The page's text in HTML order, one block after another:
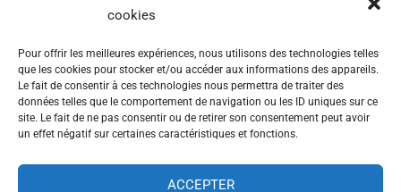
cookies
Pour offrir les meilleures expériences, nous utilisons des technologies telles
que les cookies pour stocker et/ou accéder aux informations des appareils.
Le fait de consentir à ces technologies nous permettra de traiter des
données telles que le comportement de navigation ou les ID uniques sur ce
site. Le fait de ne pas consentir ou de retirer son consentement peut avoir
un effet négatif sur certaines caractéristiques et fonctions.
ACCEPTER
A Magic School for Girls Chapter
$9.50
Nam molestie, enim a blandit tempus, massa ante
pretium lacus, bibendum eleifend augue tellus vitae nisl.
Nullam sed sapien ante.